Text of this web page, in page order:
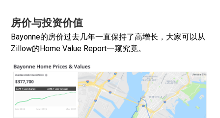
房价与投资价值
Bayonne的房价过去几年一直保持了高增长，大家可以从
Zillow的Home Value Report一窥究竟。